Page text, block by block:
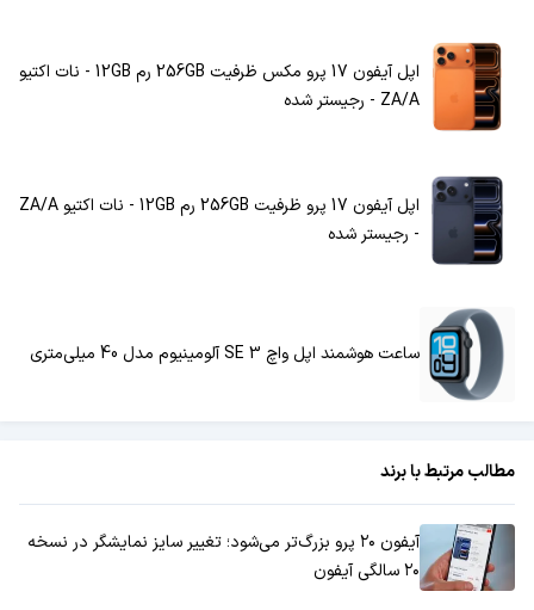
اپل آیفون 17 پرو مکس ظرفیت 256GB رم 12GB - نات اکتیو
ZA/A - رجیستر شده
اپل آیفون 17 پرو ظرفیت 256GB رم 12GB - نات اکتیو ZA/A
- رجیستر شده
ساعت هوشمند اپل واچ SE 3 آلومینیوم مدل 40 میلی‌متری
مطالب مرتبط با برند
آیفون ۲۰ پرو بزرگ‌تر می‌شود؛ تغییر سایز نمایشگر در نسخه
۲۰ سالگی آیفون